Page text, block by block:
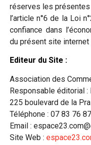
réserves les
l’article n°6 de la Loi
confiance dans
du présent site internet
Editeur du Site :
Association des
Responsable éditorial :
225 boulevard de la
Téléphone : 07 83 76
Email :
Site Web :